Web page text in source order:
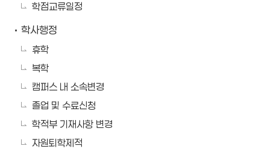
학점교류일정
학사행정
휴학
복학
캠퍼스 내 소속변경
졸업 및 수료신청
학적부 기재사항 변경
자원퇴학제적